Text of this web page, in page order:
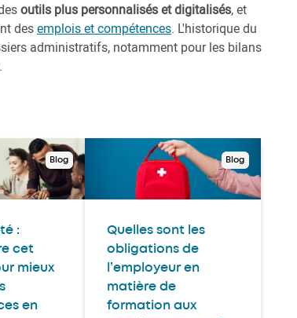
outils plus personnalisés et digitalisés, et
desemplois et compétences. L'historique du
administratifs, notamment pour les bilans
Blog
:
cet
mieux
en
Blog
Quelles sont les
obligations de
l’employeur en
matière de
formation aux